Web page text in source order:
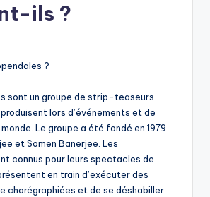
ils ?
?
sont un groupe de strip-teaseurs
lors d’événements et de
Le groupe a été fondé en 1979
et Somen Banerjee. Les
connus pour leurs spectacles de
en train d’exécuter des
chorégraphiées et de se déshabiller